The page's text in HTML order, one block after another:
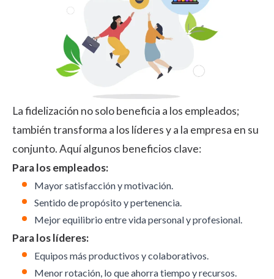
La fidelización no solo beneficia a los empleados;
también transforma a los líderes y a la empresa en su
conjunto. Aquí algunos beneficios clave:
Para los empleados:
Mayor satisfacción y motivación.
Sentido de propósito y pertenencia.
Mejor equilibrio entre vida personal y profesional.
Para los líderes:
Equipos más productivos y colaborativos.
Menor rotación, lo que ahorra tiempo y recursos.